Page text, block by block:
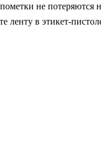
не потеряются
ленту в этикет-